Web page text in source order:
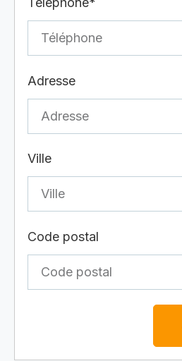
Adresse
Ville
Code postal